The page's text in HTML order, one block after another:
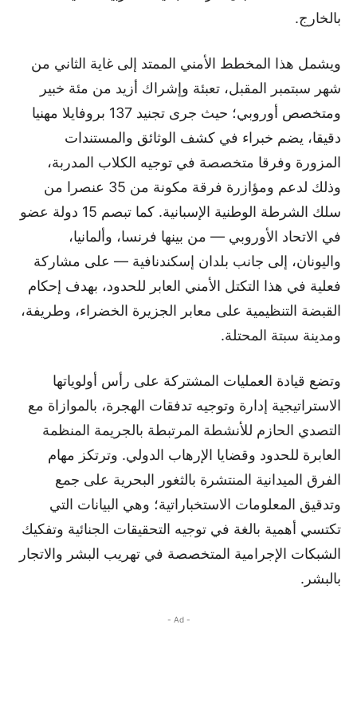
بالخارج.
ويشمل هذا المخطط الأمني الممتد إلى غاية الثاني من
شهر سبتمبر المقبل، تعبئة وإشراك أزيد من مئة خبير
ومتخصص أوروبي؛ حيث جرى تجنيد 137 بروفايلا مهنيا
دقيقا، يضم خبراء في كشف الوثائق والمستندات
المزورة وفرقا متخصصة في توجيه الكلاب المدربة،
وذلك لدعم ومؤازرة فرقة مكونة من 35 عنصرا من
سلك الشرطة الوطنية الإسبانية. كما تبصم 15 دولة عضو
في الاتحاد الأوروبي — من بينها فرنسا، وألمانيا،
واليونان، إلى جانب بلدان إسكندنافية — على مشاركة
فعلية في هذا التكتل الأمني العابر للحدود، بهدف إحكام
القبضة التنظيمية على معابر الجزيرة الخضراء، وطريفة،
ومدينة سبتة المحتلة.
وتضع قيادة العمليات المشتركة على رأس أولوياتها
الاستراتيجية إدارة وتوجيه تدفقات الهجرة، بالموازاة مع
التصدي الحازم للأنشطة المرتبطة بالجريمة المنظمة
العابرة للحدود وقضايا الإرهاب الدولي. وترتكز مهام
الفرق الميدانية المنتشرة بالثغور البحرية على جمع
وتدقيق المعلومات الاستخباراتية؛ وهي البيانات التي
تكتسي أهمية بالغة في توجيه التحقيقات الجنائية وتفكيك
الشبكات الإجرامية المتخصصة في تهريب البشر والاتجار
بالبشر.
- Ad -